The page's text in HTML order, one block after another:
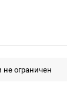
не ограничен